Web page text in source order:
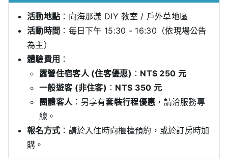
活動地點 ：向海那漾 DIY 教室 / 戶外草地區
活動時間 ：每日下午 15:30 - 16:30（依現場公告
為主）
體驗費用 ：
露營住宿客人 (住客優惠) ： NT$ 250 元
一般遊客 (非住客) ： NT$ 350 元
團體客人：另享有套裝行程優惠 ，請洽服務專
線。
報名方式 ：請於入住時向櫃檯預約，或於訂房時加
購。